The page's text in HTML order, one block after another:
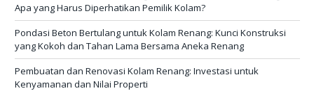
Apa yang Harus Diperhatikan Pemilik Kolam?
Pondasi Beton Bertulang untuk Kolam Renang: Kunci Konstruksi
yang Kokoh dan Tahan Lama Bersama Aneka Renang
Pembuatan dan Renovasi Kolam Renang: Investasi untuk
Kenyamanan dan Nilai Properti